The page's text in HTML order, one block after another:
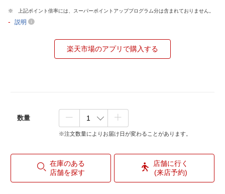
上記ポイント倍率には、スーパーポイントアッププログラム分は含まれておりません。
- 説明
楽天市場のアプリで購入する
数量
※注文数量によりお届け日が変わることがあります。
在庫のある
店舗を探す
店舗に行く
(来店予約)